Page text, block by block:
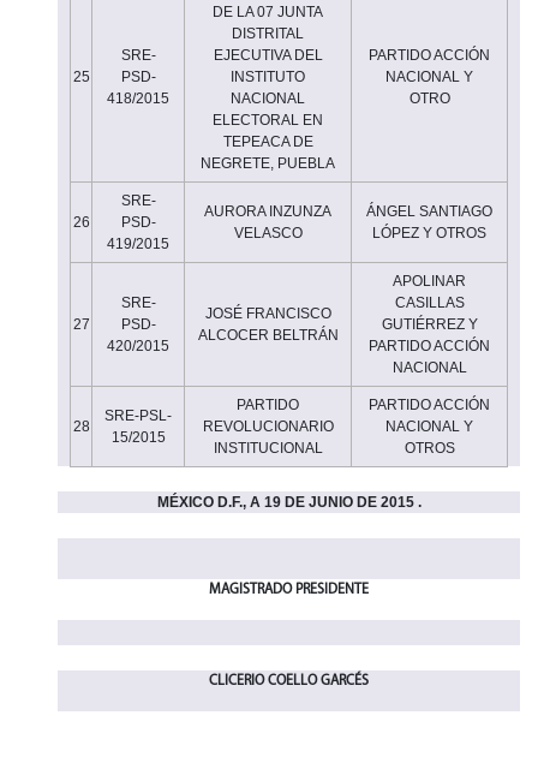
25
SRE-
PSD-
418/2015
DE LA 07 JUNTA
DISTRITAL
EJECUTIVA DEL
INSTITUTO
NACIONAL
ELECTORAL EN
TEPEACA DE
NEGRETE, PUEBLA
PARTIDO ACCIÓN
NACIONAL Y
OTRO
26
SRE-
PSD-
419/2015
AURORA INZUNZA
VELASCO
ÁNGEL SANTIAGO
LÓPEZ Y OTROS
27
SRE-
PSD-
420/2015
JOSÉ FRANCISCO
ALCOCER BELTRÁN
APOLINAR
CASILLAS
GUTIÉRREZ Y
PARTIDO ACCIÓN
NACIONAL
28
SRE-PSL-
15/2015
PARTIDO
REVOLUCIONARIO
INSTITUCIONAL
PARTIDO ACCIÓN
NACIONAL Y
OTROS
MÉXICO D.F., A 19 DE JUNIO DE 2015 .
MAGISTRADO PRESIDENTE
CLICERIO COELLO GARCÉS